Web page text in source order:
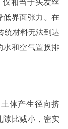
仅相当于头发丝
低界面张力。在
统材料无法到达
水和空气置换排
体产生径向挤
隙比减小，密实